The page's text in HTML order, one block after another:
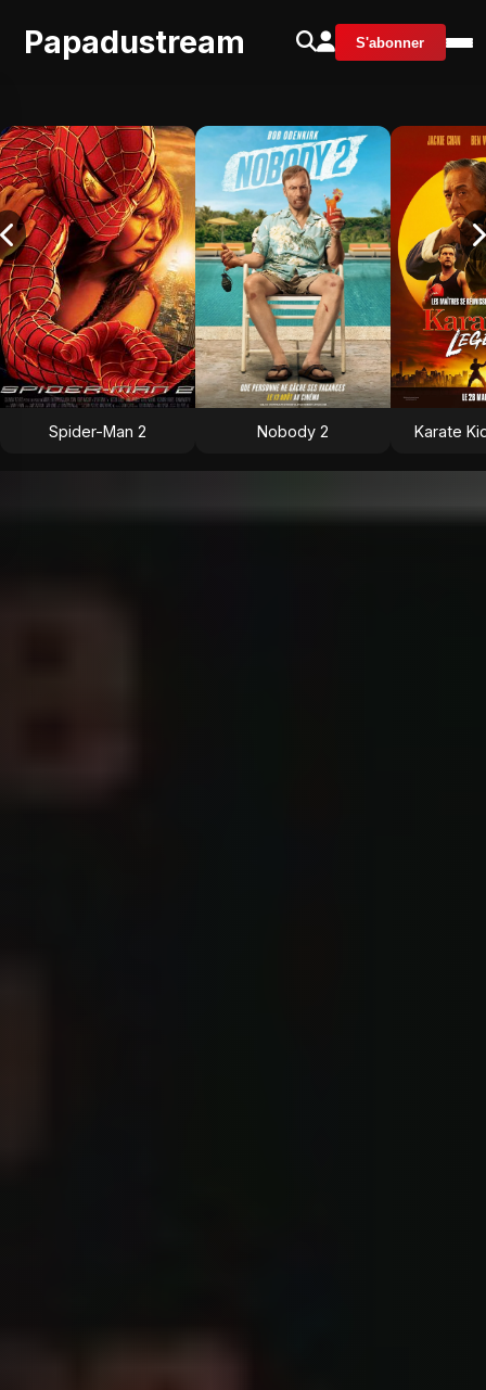
Papadustream S'abonner
Spider-Man 2 Nobody 2 Karate